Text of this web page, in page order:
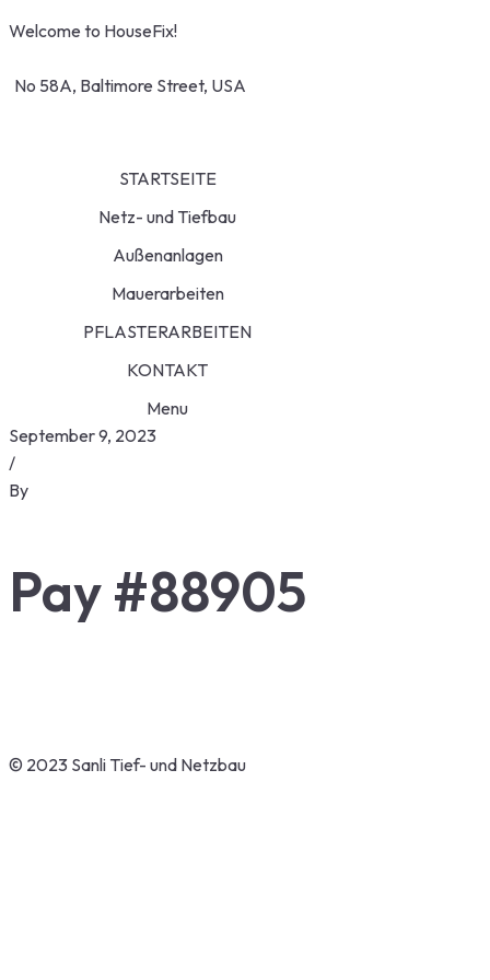
Skip
content
Welcome to HouseFix!
No 58A, Baltimore Street, USA
STARTSEITE
Netz- und Tiefbau
Außenanlagen
Mauerarbeiten
PFLASTERARBEITEN
KONTAKT
Menu
September 9, 2023
/
By
Pay #88905
© 2023 Sanli Tief- und Netzbau